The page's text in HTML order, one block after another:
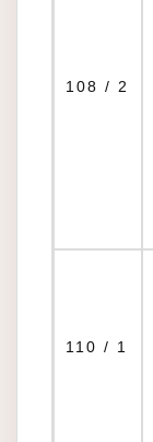
108 / 2
110 / 1